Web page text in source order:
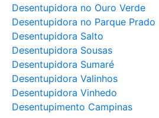
Desentupidora no Ouro Verde
Desentupidora no Parque Prado
Desentupidora Salto
Desentupidora Sousas
Desentupidora Sumaré
Desentupidora Valinhos
Desentupidora Vinhedo
Desentupimento Campinas